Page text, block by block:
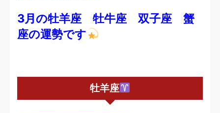
3月の牡羊座 牡牛座 双子座 蟹
座の運勢です
牡羊座